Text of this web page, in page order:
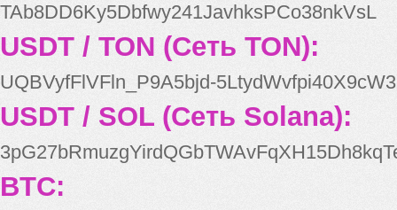
TAb8DD6Ky5Dbfwy241JavhksPCo38nkVsL
USDT / TON (Сеть TON):
UQBVyfFlVFln_P9A5bjd-
USDT / SOL (Сеть Solana):
BTC: